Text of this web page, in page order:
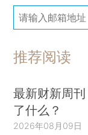
推荐阅读
最新财新周
了什么？
2026年08月09日